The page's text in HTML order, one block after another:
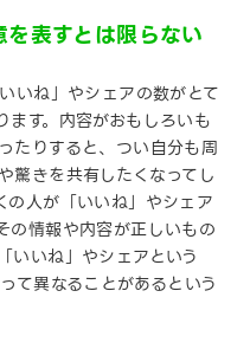
表すとは限らない
いね」やシェアの数がとて
ます。内容がおもしろいも
たりすると、つい自分も周
驚きを共有したくなってし
の人が「いいね」やシェア
の情報や内容が正しいもの
いいね」やシェアという
て異なることがあるという